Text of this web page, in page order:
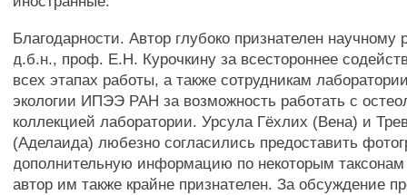
Благодарности. Автор глубоко признателен научному
д.б.н., проф. E.H. Курочкину за всестороннее
всех этапах работы, а также сотрудникам
экологии ИПЭЭ РАН за возможность работать с
коллекцией лаборатории. Урсула Гёхлих (Вена) и
(Аделаида) любезно согласились предоставить
дополнительную информацию по некоторым таксонам
автор им также крайне признателен. За обсуждение